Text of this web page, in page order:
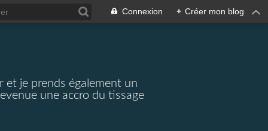
Connexion + Créer mon blog
et je prends également un
une accro du tissage